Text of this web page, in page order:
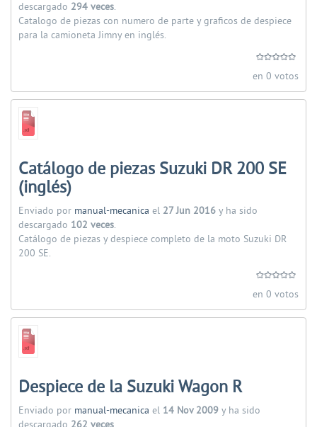
descargado 294 veces.
Catalogo de piezas con numero de parte y graficos de despiece
para la camioneta Jimny en inglés.
en 0 votos
Catálogo de piezas Suzuki DR 200 SE
(inglés)
Enviado por manual-mecanica el 27 Jun 2016 y ha sido
descargado 102 veces.
Catálogo de piezas y despiece completo de la moto Suzuki DR
200 SE.
en 0 votos
Despiece de la Suzuki Wagon R
Enviado por manual-mecanica el 14 Nov 2009 y ha sido